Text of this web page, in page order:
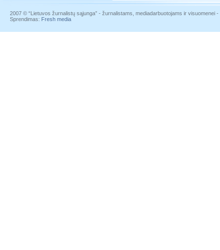
2007 © “Lietuvos žurnalistų sąjunga” - žurnalistams, mediadarbuotojams ir visuomenei
Sprendimas: Fresh media